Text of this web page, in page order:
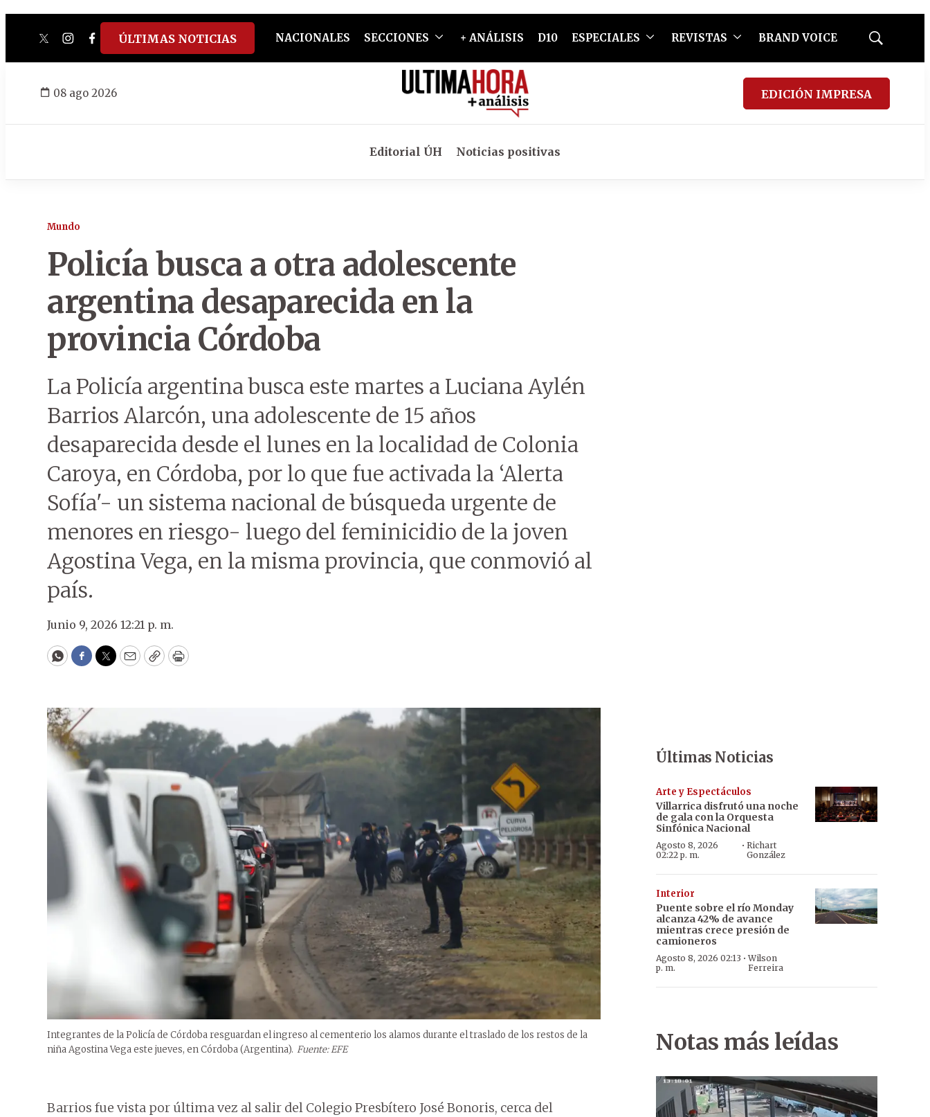
twitterinstagram
facebook
tiktokyoutube
spotify
ÚLTIMAS NOTICIAS NACIONALES SECCIONES + ANÁLISIS D10 ESPECIALES REVISTAS BRAND VOICE
Mostrar
08 ago 2026 EDICIÓN IMPRESA
Editorial ÚH Noticias positivas
Mundo
Policía busca a otra adolescente
argentina desaparecida en la
provincia Córdoba
La Policía argentina busca este martes a Luciana Aylén
Barrios Alarcón, una adolescente de 15 años
desaparecida desde el lunes en la localidad de Colonia
Caroya, en Córdoba, por lo que fue activada la ‘Alerta
Sofía'- un sistema nacional de búsqueda urgente de
menores en riesgo- luego del feminicidio de la joven
Agostina Vega, en la misma provincia, que conmovió al
país.
Junio 9, 2026 12:21 p. m.
WhatsApp
Facebook
Twitter
EmailCopyPrint
Integrantes de la Policía de Córdoba resguardan el ingreso al cementerio los alamos durante el traslado de los restos de la
niña Agostina Vega este jueves, en Córdoba (Argentina). Fuente: EFE
Barrios fue vista por última vez al salir del Colegio Presbítero José Bonoris, cerca del
Últimas Noticias
Arte y Espectáculos
Villarrica disfrutó una noche
de gala con la Orquesta
Sinfónica Nacional
Agosto 8, 2026
02:22 p. m.
· Richart
González
Interior
Puente sobre el río Monday
alcanza 42% de avance
mientras crece presión de
camioneros
Agosto 8, 2026 02:13
p. m.
·Wilson
Ferreira
Notas más leídas